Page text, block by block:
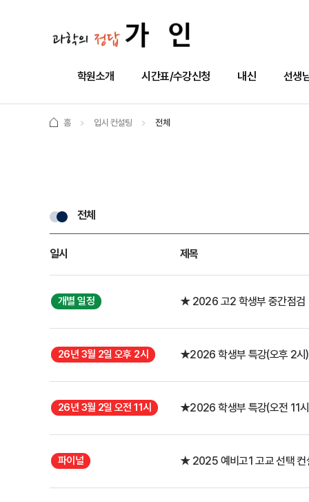
학원소개 시간표/수강신청 내신 선생
홈 입시 컨설팅 전체
전체
일시 제목
개별 일정 ★ 2026 고2 학생부 중간점검
26년 3월 2일 오후 2시 ★2026 학생부 특강(오후 2시)
26년 3월 2일 오전 11시 ★2026 학생부 특강(오전 11
파이널 ★ 2025 예비고1 고교 선택 컨